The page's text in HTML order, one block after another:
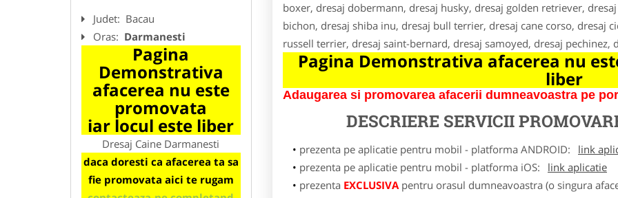
Judet: Bacau
Oras: Darmanesti
Pagina
Demonstrativa
afacerea nu este
promovata
iar locul este liber
Dresaj Caine Darmanesti
daca doresti ca afacerea ta sa
fie promovata aici te rugam
boxer, dresaj dobermann, dresaj husky, dresaj golden retriever,
bichon, dresaj shiba inu, dresaj bull terrier, dresaj cane corso, dresaj
russell terrier, dresaj saint-bernard, dresaj samoyed, dresaj pechinez,
Pagina Demonstrativa afacerea nu
liber
Adaugarea si promovarea afacerii dumneavoastra pe
DESCRIERE SERVICII
prezenta pe aplicatie pentru mobil - platforma ANDROID:
link
prezenta pe aplicatie pentru mobil - platforma iOS:
link aplicatie
prezenta EXCLUSIVApentru orasul dumneavoastra (o singura